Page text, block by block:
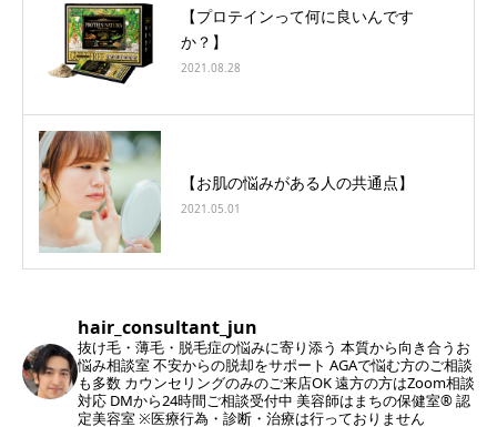
【プロテインって何に良いんです
か？】
2021.08.28
【お肌の悩みがある人の共通点】
2021.05.01
hair_consultant_jun
抜け毛・薄毛・脱毛症の悩みに寄り添う 本質から向き合うお
悩み相談室不安からの脱却をサポート AGAで悩む方のご相談
も多数 カウンセリングのみのご来店OK遠方の方はZoom相談
対応 DMから24時間ご相談受付中 美容師はまちの保健室®︎ 認
定美容室※医療行為・診断・治療は行っておりません